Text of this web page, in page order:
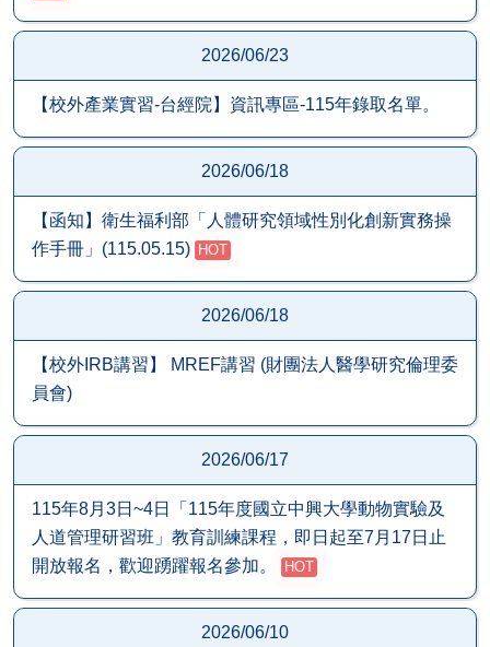
2026/06/23
【校外產業實習-台經院】資訊專區-115年錄取名單。
2026/06/18
【函知】衛生福利部「人體研究領域性別化創新實務操
作手冊」(115.05.15)
HOT
2026/06/18
【校外IRB講習】 MREF講習 (財團法人醫學研究倫理委
員會)
2026/06/17
115年8月3日~4日「115年度國立中興大學動物實驗及
人道管理研習班」教育訓練課程，即日起至7月17日止
開放報名，歡迎踴躍報名參加。
HOT
2026/06/10